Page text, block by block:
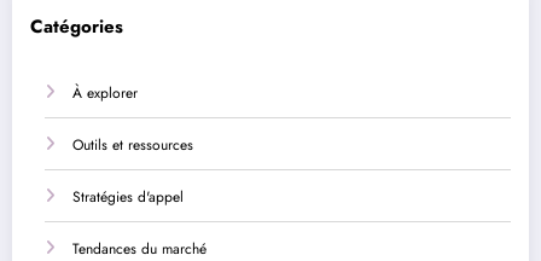
Catégories
À explorer
Outils et ressources
Stratégies d'appel
Tendances du marché